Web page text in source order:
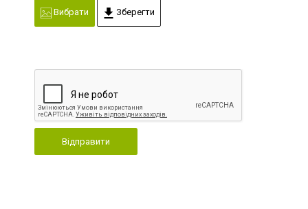
Вибрати
Зберегти
Відправити